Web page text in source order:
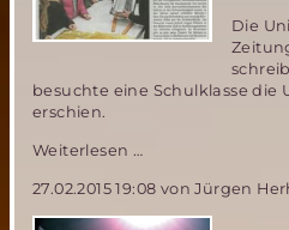
das
Aus
ISS?
Die
besuchte eine Schulklasse die
erschien.
Weiterlesen …
im
All:
27.02.2015 19:08 von Jürgen